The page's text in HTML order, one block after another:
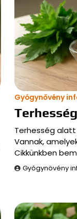
Gyógynővény
Terhesség
Vannak,
Cikkünkben
Gyógynövény